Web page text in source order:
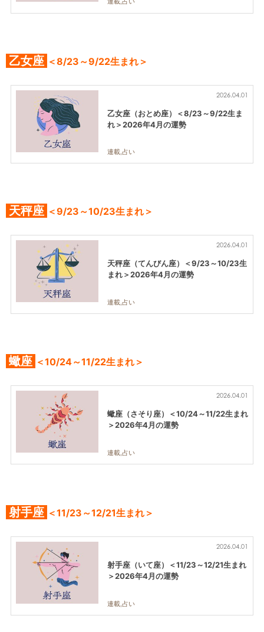
乙女座 ＜8/23～9/22生まれ＞
2026.04.01
乙女座（おとめ座）＜8/23～9/22生ま
れ＞2026年4月の運勢
連載,占い
天秤座 ＜9/23～10/23生まれ＞
2026.04.01
天秤座（てんびん座）＜9/23～10/23生
まれ＞2026年4月の運勢
連載,占い
蠍座 ＜10/24～11/22生まれ＞
2026.04.01
蠍座（さそり座）＜10/24～11/22生まれ
＞2026年4月の運勢
連載,占い
射手座 ＜11/23～12/21生まれ＞
2026.04.01
射手座（いて座）＜11/23～12/21生まれ
＞2026年4月の運勢
連載,占い